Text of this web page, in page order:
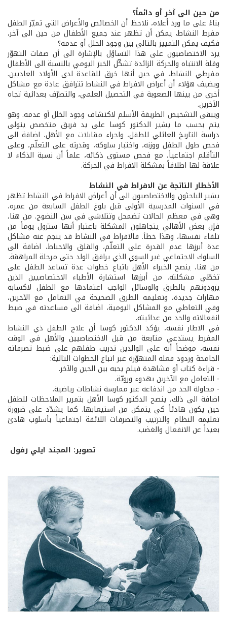
من حين الى آخر أو دائماً؟
بناءً على ما ورد أعلاه، نلاحظ أن الخصائص والأعراض التي تميّز الطفل
مفرط النشاط، يمكن أن تظهر عند جميع الأطفال من حين الى آخر،
فكيف يمكن التمييز بالتالي بين وجود الخلل أو عدمه؟
يرد الاختصاصيون على هذا التساؤل بالإشارة الى أن صفات التهوّر
وقلة الانتباه والحركة الزائدة تشكّل الخبز اليومي بالنسبة الى الأطفال
مفرطي النشاط، في حين أنها خرق للقاعدة لدى الأولاد العاديين.
ويضيف هؤلاء أن أعراض الافراط في النشاط تترافق عادة مع مشاكل
أخرى من بينها الصعوبة في التحصيل العلمي، والتصرّف بعدائية تجاه
الآخرين.
ويبقى التشخيص الطريقة الأسلم لاكتشاف وجود الخلل أو عدمه. وهو
يتم بحسب ما يشير الدكتور كوسا على يد فريق متخصص يتولى
دراسة التاريخ العائلي للطفل، واجراء مقابلات مع الأهل، اضافة الى
فحص طول الطفل ووزنه، واختبار سلوكه، وقدرته على التعلّم، وعلى
التأقلم اجتماعياً، مع فحص مستوى ذكائه، علماً أن نسبة الذكاء لا
علاقة لها اطلاقاً بمشكلة الافراط في الحركة.
الأخطار الناتجة عن الافراط في النشاط
يشير الباحثون والاختصاصيون الى أن أعراض الافراط في النشاط تظهر
في السنوات المدرسية الأولى قبل بلوغ الطفل السابعة من عمره،
وهي في معظم الحالات تضمحل وتتلاشى في سن النضوج. من هنا،
فإن بعض الأهالي يتجاهلون المشكلة باعتبار أنها ستزول يوماً من
تلقاء نفسها، وهذا خطأ. فالافراط في النشاط قد ينجم عنه مشاكل
عدة أبرزها عدم القدرة على التعلّم، والقلق والاحباط، اضافة الى
السلوك الاجتماعي غير السوي الذي يرافق الولد حتى مرحلة المراهقة.
من هنا، ينصح الخبراء الأهل باتباع خطوات عدة تساعد الطفل على
تخطّي مشكلته. من أبرزها استشارة الأطباء الاختصاصيين الذين
يزودونهم بالطرق والوسائل الواجب اعتمادها مع الطفل لاكسابه
مهارات جديدة، وتعليمه الطرق الصحيحة في التعامل مع الآخرين،
وفي التعاطي مع المشاكل اليومية، اضافة الى مساعدته في ضبط
انفعالاته والحد من عدائيته.
في الاطار نفسه، يؤكد الدكتور كوسا أن علاج الطفل ذي النشاط
المفرط يستدعي متابعة من قبل الاختصاصيين والأهل في الوقت
نفسه، موضحاً أنه على الوالدين تدريب طفلهم على ضبط تصرفاته
الجامحة وردود فعله المتهوّرة عبر اتباع الخطوات التالية:
- قراءة كتاب أو مشاهدة فيلم يحبه بين الحين والآخر.
- التعامل مع الآخرين بهدوء ورويّة.
- محاولة الحد من اندفاعه عبر ممارسة نشاطات رياضية.
اضافة الى ذلك، ينصح الدكتور كوسا الأهل بتمرير الملاحظات للطفل
حين يكون هادئاً كي يتمكن من استيعابها. كما يشدّد على ضرورة
تعليمه النظام والترتيب والتصرفات اللائقة اجتماعياً بأسلوب هادئ
بعيداً عن الانفعال والغضب.
تصوير: المجند ايلي رفول